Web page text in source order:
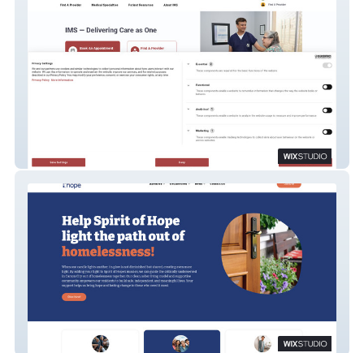
IMS
Spirit of Hope